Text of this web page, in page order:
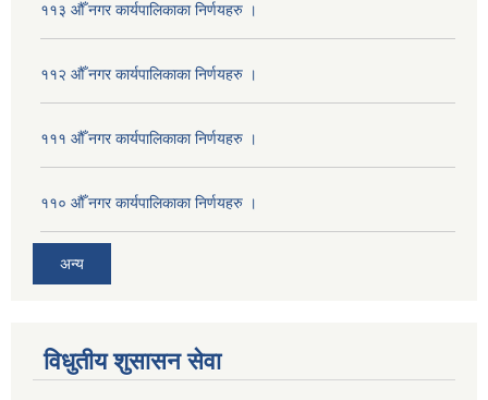
११३ औँ नगर कार्यपालिकाका निर्णयहरु ।
११२ औँ नगर कार्यपालिकाका निर्णयहरु ।
१११ औँ नगर कार्यपालिकाका निर्णयहरु ।
११० औँ नगर कार्यपालिकाका निर्णयहरु ।
अन्य
विधुतीय शुसासन सेवा